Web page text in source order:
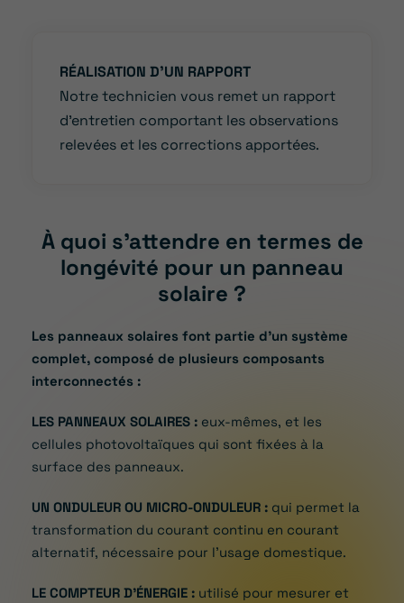
RÉALISATION D’UN RAPPORT
Notre technicien vous remet un rapport
d’entretien comportant les observations
relevées et les corrections apportées.
À quoi s’attendre en termes de
longévité pour un panneau
solaire ?
Les panneaux solaires font partie d’un système
complet, composé de plusieurs composants
interconnectés :
LES PANNEAUX SOLAIRES : eux-mêmes, et les
cellules photovoltaïques qui sont fixées à la
surface des panneaux.
UN ONDULEUR OU MICRO-ONDULEUR : qui permet la
transformation du courant continu en courant
alternatif, nécessaire pour l’usage domestique.
LE COMPTEUR D’ÉNERGIE : utilisé pour mesurer et